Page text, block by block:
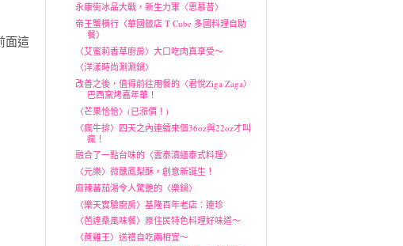
面這
永康街冰品大戰，新生力軍〈思慕昔〉
帝王蟹橫行〈華國飯店 T Cube 多國料理自助
餐〉
〈艾蜜莉香草廚房〉大口吃肉真享受～
〈洋漾時尚涮涮鍋〉
改善之後，值得前往用餐的〈君悅Ziga Zaga〉
巴西窯烤嘉年華！
〈芒果恰恰〉(已漲價！)
〈瘋牛排〉四天之內連續來個36oz與22oz才叫
瘋！
融合了一點台味的〈雲泰滇緬泰式料理〉
〈元樂〉微醺鳳梨酥，創意新誕生！
麻辣蕃茄湯令人驚艷的〈樂鍋〉
〈樂天實驗廚房〉基隆百年老店：連珍
〈芭達桑風味餐〉原住民特色料理好味道～
〈蔗雞王〉送禮自吃兩相宜～